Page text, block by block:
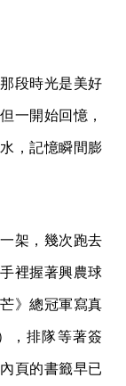
段時光是美好
一開始回憶，
，記憶瞬間膨
架，幾次跑去
裡握著興農球
》總冠軍寫真
，排隊等著簽
頁的書籤早已